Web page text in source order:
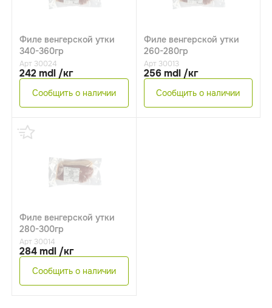
Филе венгерской утки
340-360гр
Арт 30024
242 mdl /кг
Сообщить о наличии
Филе венгерской утки
260-280гр
Арт 30013
256 mdl /кг
Сообщить о наличии
Филе венгерской утки
280-300гр
Арт 30014
284 mdl /кг
Сообщить о наличии